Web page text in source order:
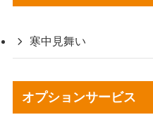
寒中見舞い
オプションサービス